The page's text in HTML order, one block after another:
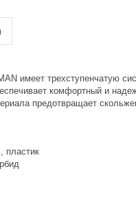
имеет трехступенчатую
комфортный и
предотвращает
пластик